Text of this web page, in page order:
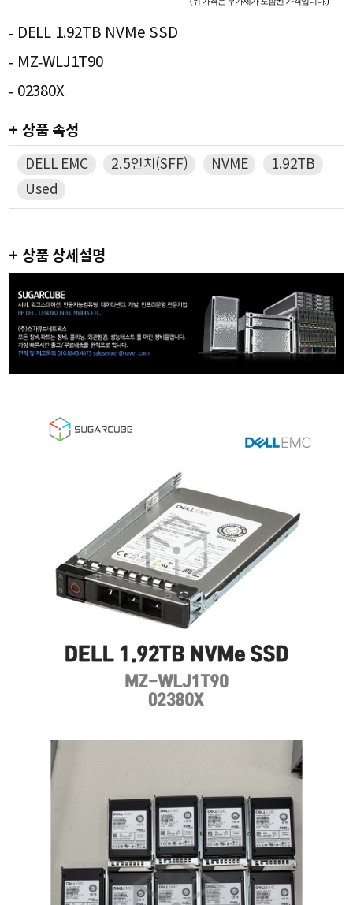
- DELL 1.92TB NVMe SSD
- MZ-WLJ1T90
- 02380X
+ 상품 속성
DELL EMC 2.5인치(SFF) NVME
1.92TB
Used
+ 상품 상세설명